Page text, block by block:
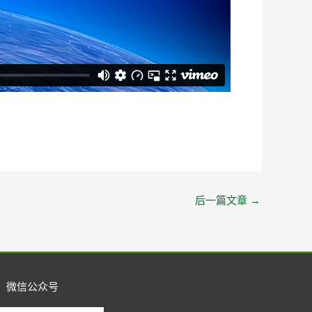
后一篇文章 →
微信公众号